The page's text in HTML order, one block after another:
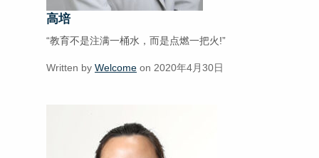
高培
“教育不是注满一桶水，而是点燃一把火!”
Written by Welcome on 2020年4月30日